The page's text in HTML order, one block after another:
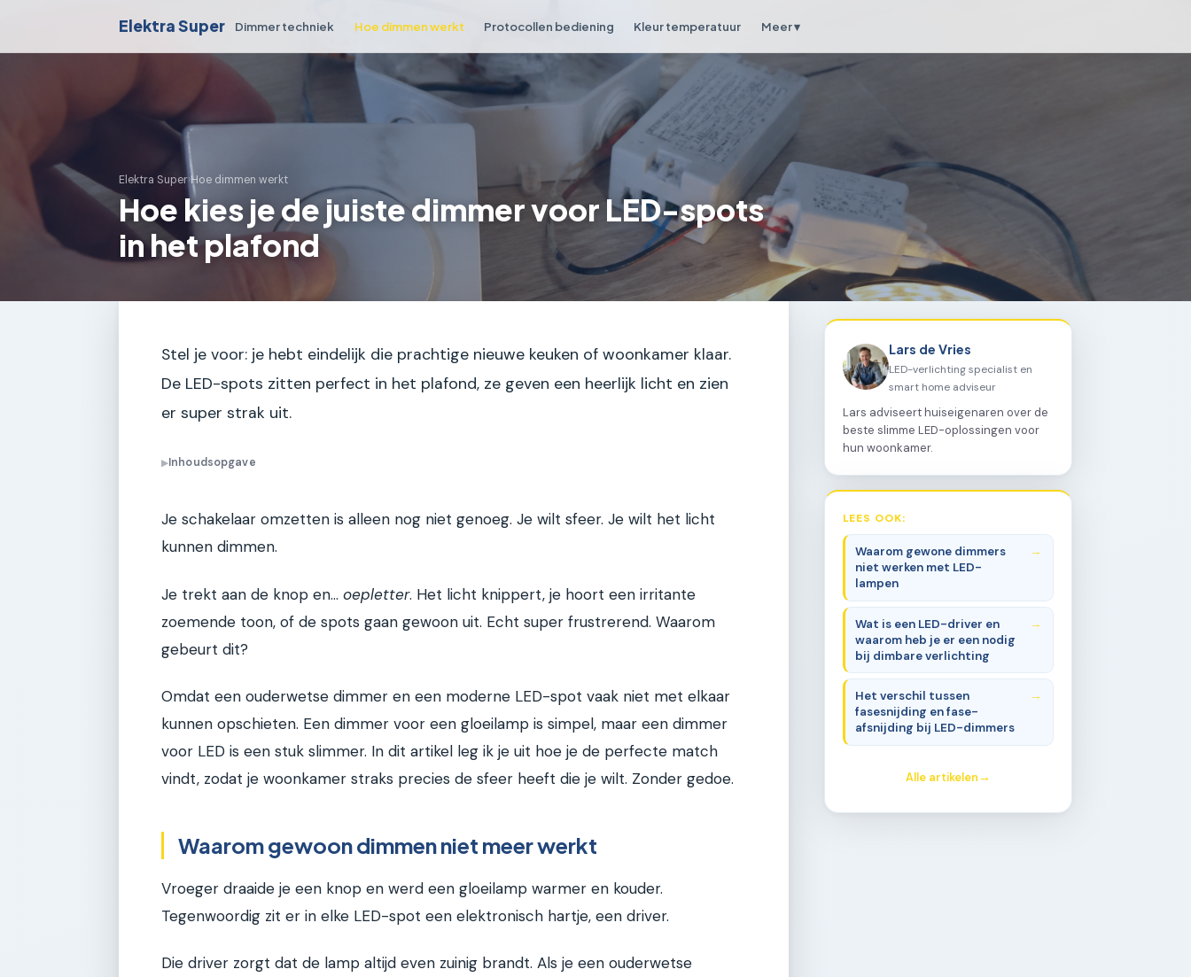
Elektra Super Dimmer techniek Hoe dimmen werkt Protocollen bediening Kleur temperatuur Meer ▾
Elektra Super›Hoe dimmen werkt
Hoe kies je de juiste dimmer voor LED-spots
in het plafond
Stel je voor: je hebt eindelijk die prachtige nieuwe keuken of woonkamer klaar.
De LED-spots zitten perfect in het plafond, ze geven een heerlijk licht en zien
er super strak uit.
▶Inhoudsopgave
Je schakelaar omzetten is alleen nog niet genoeg. Je wilt sfeer. Je wilt het licht
kunnen dimmen.
Je trekt aan de knop en... oepletter. Het licht knippert, je hoort een irritante
zoemende toon, of de spots gaan gewoon uit. Echt super frustrerend. Waarom
gebeurt dit?
Omdat een ouderwetse dimmer en een moderne LED-spot vaak niet met elkaar
kunnen opschieten. Een dimmer voor een gloeilamp is simpel, maar een dimmer
voor LED is een stuk slimmer. In dit artikel leg ik je uit hoe je de perfecte match
vindt, zodat je woonkamer straks precies de sfeer heeft die je wilt. Zonder gedoe.
Waarom gewoon dimmen niet meer werkt
Vroeger draaide je een knop en werd een gloeilamp warmer en kouder.
Tegenwoordig zit er in elke LED-spot een elektronisch hartje, een driver.
Die driver zorgt dat de lamp altijd even zuinig brandt. Als je een ouderwetse
Lars de Vries
LED-verlichting specialist en
smart home adviseur
Lars adviseert huiseigenaren over de
beste slimme LED-oplossingen voor
hun woonkamer.
LEES OOK:
Waarom gewone dimmers
niet werken met LED-
lampen
Wat is een LED-driver en
waarom heb je er een nodig
bij dimbare verlichting
Het verschil tussen
fasesnijding en fase-
afsnijding bij LED-dimmers
Alle artikelen